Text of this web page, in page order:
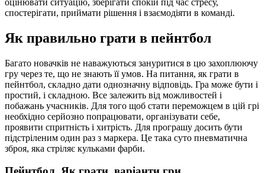
спостерігати, приймати рішення і взаємодіяти в команді.
Як правильно грати в пейнтбол
Багато новачків не наважуються зануритися в цю захоплюючу
гру через те, що не знають її умов. На питання, як грати в
пейнтбол, складно дати однозначну відповідь. Гра може бути і
простий, і складною. Все залежить від можливостей і
побажань учасників. Для того щоб стати переможцем в цій грі
необхідно серйозно попрацювати, організувати себе,
проявити спритність і хитрість. Для програшу досить бути
підстріленим один раз з маркера. Це така суто пневматична
зброя, яка стріляє кульками фарби.